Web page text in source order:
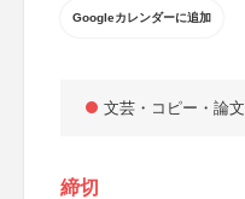
Googleカレンダーに追加
文芸・コピー・論文
締切